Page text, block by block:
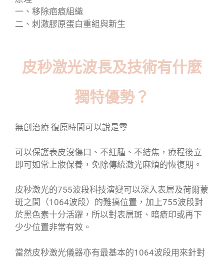
一、移除疤痕組織
二、刺激膠原蛋白重組與新生
皮秒激光波長及技術有什麼
獨特優勢？
無創治療 復原時間可以說是零
可以保護表皮沒傷口、不紅腫、不結焦，療程後立
即可如常上妝保養，免除傳統激光麻煩的恢復期。
皮秒激光的755波段科技演變可以深入表層及荷爾蒙
斑之間（1064波段）的難搞位置，加上755波段對
於黑色素十分活躍，所以對表層斑、暗瘡印或再下
少少位置非常有效。
當然皮秒激光儀器亦有最基本的1064波段用來針對